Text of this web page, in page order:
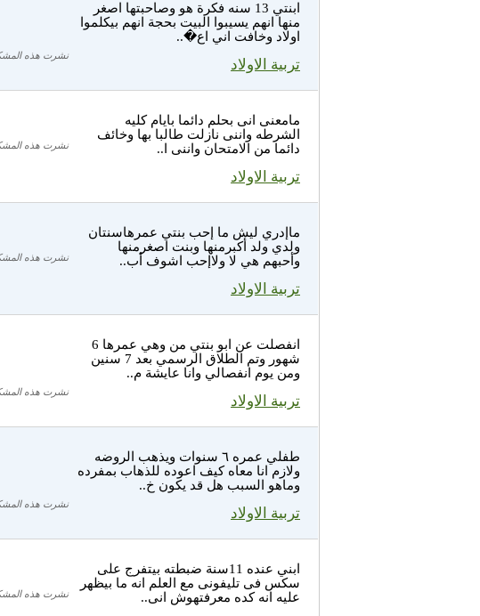
ابنتي 13 سنه فكرة هو وصاحبتها اصغر
منها انهم يسيبوا البيت بحجة انهم بيكلموا
اولاد وخافت اني اع�..
تربية الاولاد
نشرت هذه المشكلة
مامعنى انى بحلم دائما بايام كليه
الشرطه واننى نازلت طالبا بها وخائف
دائما من الامتحان واننى ا..
تربية الاولاد
نشرت هذه المشكلة
ماإدري ليش ما إحب بنتي عمرهاسنتان
ولدي ولد أكبرمنها وبنت اصغرمنها
وأحبهم هي لا ولاإحب اشوف أب..
تربية الاولاد
نشرت هذه المشكلة
انفصلت عن ابو بنتي من وهي عمرها 6
شهور وتم الطلاق الرسمي بعد 7 سنين
ومن يوم انفصالي وانا عايشة م..
تربية الاولاد
نشرت هذه المشكلة
طفلي عمره ٦ سنوات ويذهب الروضه
ولازم انا معاه كيف اعوده للذهاب بمفرده
وماهو السبب هل قد يكون خ..
تربية الاولاد
نشرت هذه المشكلة
ابني عنده 11سنة ضبطته بيتفرج على
سكس فى تليفونى مع العلم انه ما بيظهر
عليه انه كده معرفتهوش انى..
نشرت هذه المشكلة